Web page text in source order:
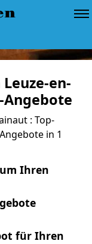
en-
Angebote
: Top-
in 1
Ihren
für Ihren